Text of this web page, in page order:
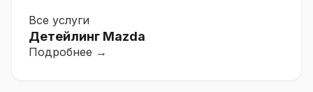
Все услуги
Детейлинг Mazda
Подробнее →